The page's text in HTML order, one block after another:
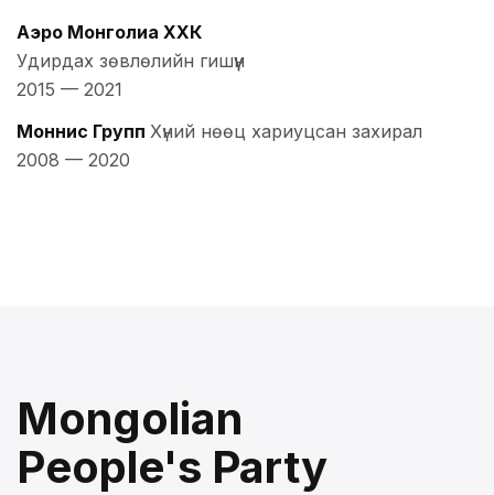
Аэро Монголиа ХХК
Удирдах зөвлөлийн гишүүн
2015 — 2021
Моннис Групп Хүний нөөц хариуцсан захирал
2008 — 2020
Mongolian
People's Party